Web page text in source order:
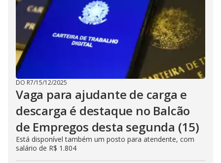
DO R7/15/12/2025
Vaga para ajudante de carga e
descarga é destaque no Balcão
de Empregos desta segunda (15)
Está disponível também um posto para atendente, com
salário de R$ 1.804